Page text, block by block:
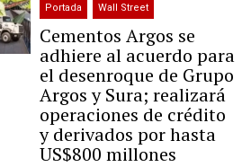
Portada Wall Street
Cementos Argos se
adhiere al acuerdo para
el desenroque de Grupo
Argos y Sura; realizará
operaciones de crédito
y derivados por hasta
US$800 millones